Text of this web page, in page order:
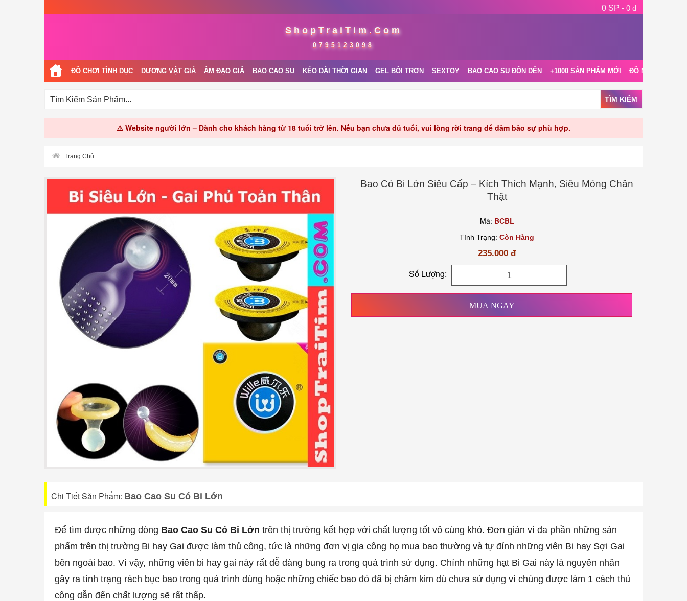
0 SP - 0 đ
ShopTraiTim.Com
0795123098
ĐỒ CHƠI TÌNH DỤC DƯƠNG VẬT GIẢ ÂM ĐẠO GIẢ BAO CAO SU KÉO DÀI THỜI GIAN GEL BÔI TRƠN SEXTOY BAO CAO SU ĐÔN DÊN +1000 SẢN PHẨM MỚI ĐỒ NGỦ NỘI Y
TÌM KIẾM
⚠️ Website người lớn – Dành cho khách hàng từ 18 tuổi trở lên. Nếu bạn chưa đủ tuổi, vui lòng rời trang để đảm bảo sự phù hợp.
Trang Chủ
Bao Có Bi Lớn Siêu Cấp – Kích Thích Mạnh, Siêu Mỏng Chân
Thật
Mã: BCBL
Tình Trạng: Còn Hàng
235.000 đ
Số Lượng:
MUA NGAY
Chi Tiết Sản Phẩm: Bao Cao Su Có Bi Lớn
Để tìm được những dòng Bao Cao Su Có Bi Lớn trên thị trường kết hợp với chất lượng tốt vô cùng khó. Đơn giản vì đa phần những sản
phẩm trên thị trường Bi hay Gai được làm thủ công, tức là những đơn vị gia công họ mua bao thường và tự đính những viên Bi hay Sợi Gai
bên ngoài bao. Vì vậy, những viên bi hay gai này rất dễ dàng bung ra trong quá trình sử dụng. Chính những hạt Bi Gai này là nguyên nhân
gây ra tình trạng rách bục bao trong quá trình dùng hoặc những chiếc bao đó đã bị châm kim dù chưa sử dụng vì chúng được làm 1 cách thủ
công dẫn đến chất lượng sẽ rất thấp.